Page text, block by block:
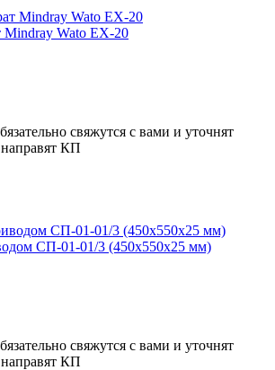
Mindray Wato EX-20
свяжутся с вами и уточнят
КП
СП-01-01/3 (450х550х25 мм)
свяжутся с вами и уточнят
КП